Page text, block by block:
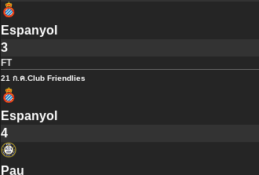
Espanyol
3
FT
21 ก.ค.Club Friendlies
Espanyol
4
Pau